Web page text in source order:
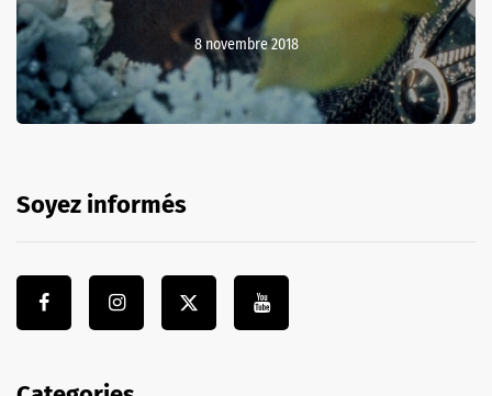
8 novembre 2018
Soyez informés